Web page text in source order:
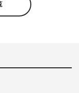
足に作れない…そ
あり描いていく。